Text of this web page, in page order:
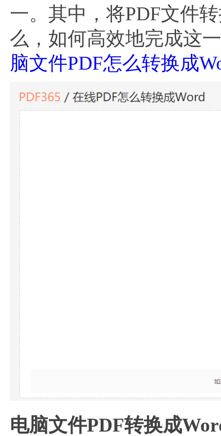
一。其中，将PDF文件
么，如何高效地完成这
脑文件PDF怎么转换成
电脑文件PDF转换成